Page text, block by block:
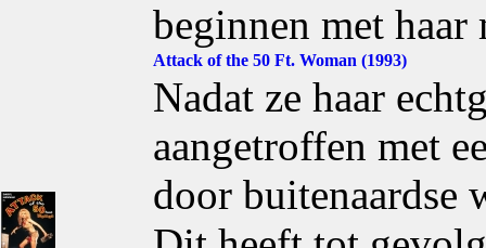
beginnen met
Attack of the 50 Ft. Woman (1993)
Nadat ze haar
aangetroffen met
door buitenaardse